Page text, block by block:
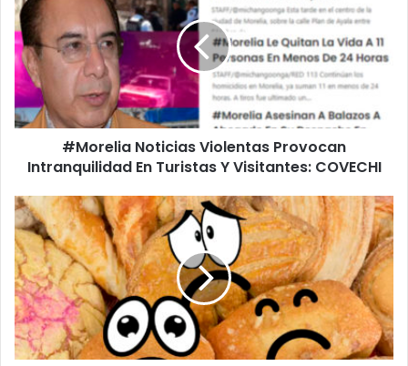
Violentas
Provocan
Intranquilidad
En
Turistas
Y
Visitantes:
COVECHI#Morelia Noticias Violentas Provocan
Intranquilidad En Turistas Y Visitantes: COVECHI
¡Con
El
Panecito
No
Se
Metan!
Aumenta
Costo
De